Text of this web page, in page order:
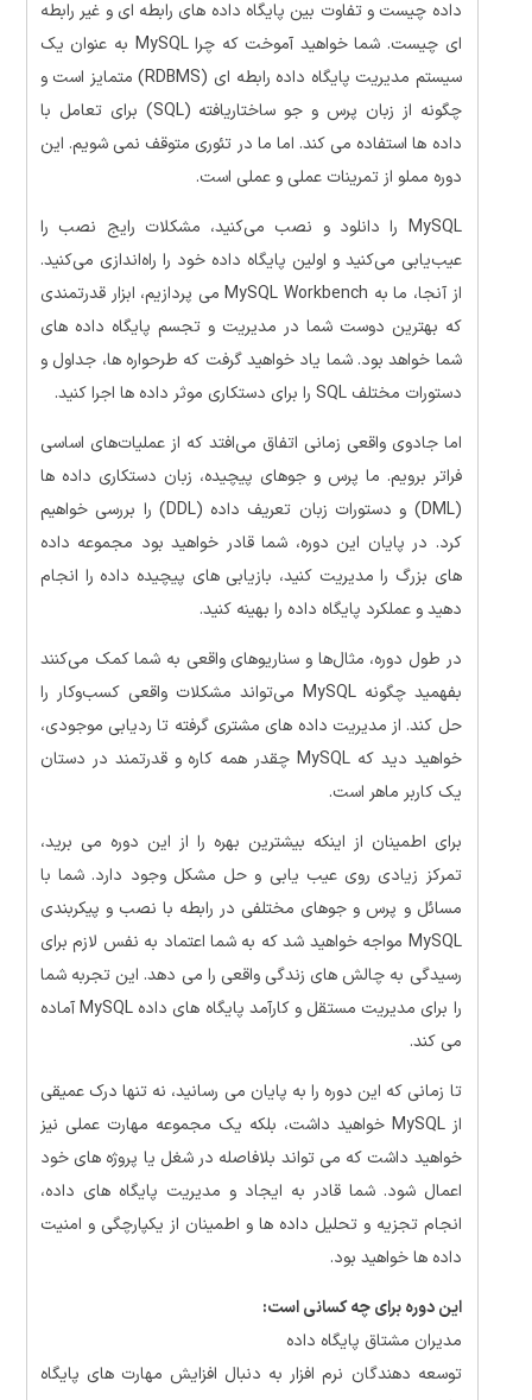
داده چیست و تفاوت بین پایگاه داده های رابطه ای و غیر رابطه
ای چیست. شما خواهید آموخت که چرا MySQL به عنوان یک
سیستم مدیریت پایگاه داده رابطه ای (RDBMS) متمایز است و
چگونه از زبان پرس و جو ساختاریافته (SQL) برای تعامل با
داده ها استفاده می کند. اما ما در تئوری متوقف نمی شویم. این
دوره مملو از تمرینات عملی و عملی است.
MySQL را دانلود و نصب می‌کنید، مشکلات رایج نصب را
عیب‌یابی می‌کنید و اولین پایگاه داده خود را راه‌اندازی می‌کنید.
از آنجا، ما به MySQL Workbench می پردازیم، ابزار قدرتمندی
که بهترین دوست شما در مدیریت و تجسم پایگاه داده های
شما خواهد بود. شما یاد خواهید گرفت که طرحواره ها، جداول و
دستورات مختلف SQL را برای دستکاری موثر داده ها اجرا کنید.
اما جادوی واقعی زمانی اتفاق می‌افتد که از عملیات‌های اساسی
فراتر برویم. ما پرس و جوهای پیچیده، زبان دستکاری داده ها
(DML) و دستورات زبان تعریف داده (DDL) را بررسی خواهیم
کرد. در پایان این دوره، شما قادر خواهید بود مجموعه داده
های بزرگ را مدیریت کنید، بازیابی های پیچیده داده را انجام
دهید و عملکرد پایگاه داده را بهینه کنید.
در طول دوره، مثال‌ها و سناریوهای واقعی به شما کمک می‌کنند
بفهمید چگونه MySQL می‌تواند مشکلات واقعی کسب‌وکار را
حل کند. از مدیریت داده های مشتری گرفته تا ردیابی موجودی،
خواهید دید که MySQL چقدر همه کاره و قدرتمند در دستان
یک کاربر ماهر است.
برای اطمینان از اینکه بیشترین بهره را از این دوره می برید،
تمرکز زیادی روی عیب یابی و حل مشکل وجود دارد. شما با
مسائل و پرس و جوهای مختلفی در رابطه با نصب و پیکربندی
MySQL مواجه خواهید شد که به شما اعتماد به نفس لازم برای
رسیدگی به چالش های زندگی واقعی را می دهد. این تجربه شما
را برای مدیریت مستقل و کارآمد پایگاه های داده MySQL آماده
می کند.
تا زمانی که این دوره را به پایان می رسانید، نه تنها درک عمیقی
از MySQL خواهید داشت، بلکه یک مجموعه مهارت عملی نیز
خواهید داشت که می تواند بلافاصله در شغل یا پروژه های خود
اعمال شود. شما قادر به ایجاد و مدیریت پایگاه های داده،
انجام تجزیه و تحلیل داده ها و اطمینان از یکپارچگی و امنیت
داده ها خواهید بود.
این دوره برای چه کسانی است:
مدیران مشتاق پایگاه داده
توسعه دهندگان نرم افزار به دنبال افزایش مهارت های پایگاه